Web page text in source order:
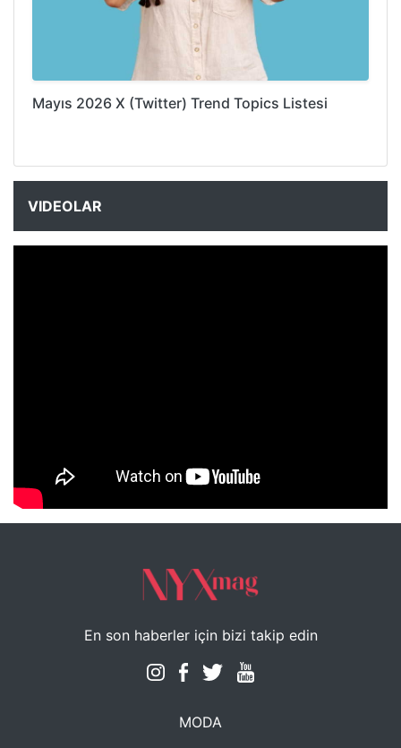
Mayıs 2026 X (Twitter) Trend Topics Listesi
VIDEOLAR
NYXmag 2. Yaş Kutlama Etkinliği
En son haberler için bizi takip edin
MODA